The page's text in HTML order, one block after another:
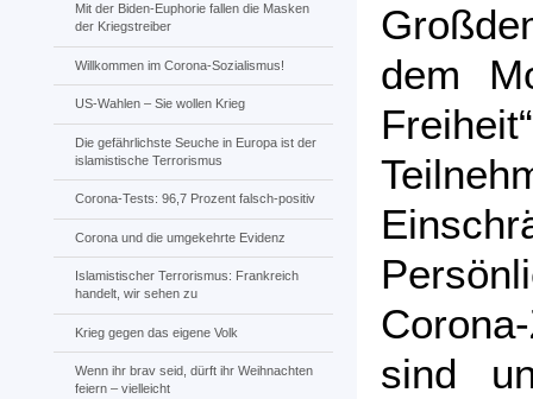
Mit der Biden-Euphorie fallen die Masken
der Kriegstreiber
Willkommen im Corona-Sozialismus!
US-Wahlen – Sie wollen Krieg
Die gefährlichste Seuche in Europa ist der
islamistische Terrorismus
Corona-Tests: 96,7 Prozent falsch-positiv
Corona und die umgekehrte Evidenz
Islamistischer Terrorismus: Frankreich
handelt, wir sehen zu
Krieg gegen das eigene Volk
Wenn ihr brav seid, dürft ihr Weihnachten
feiern – vielleicht
dem
sind